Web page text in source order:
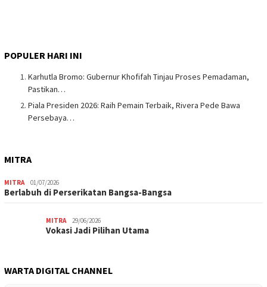
POPULER HARI INI
Karhutla Bromo: Gubernur Khofifah Tinjau Proses Pemadaman,
Pastikan…
Piala Presiden 2026: Raih Pemain Terbaik, Rivera Pede Bawa
Persebaya…
MITRA
MITRA 01/07/2026
Berlabuh di Perserikatan Bangsa-Bangsa
MITRA 29/06/2026
Vokasi Jadi Pilihan Utama
WARTA DIGITAL CHANNEL